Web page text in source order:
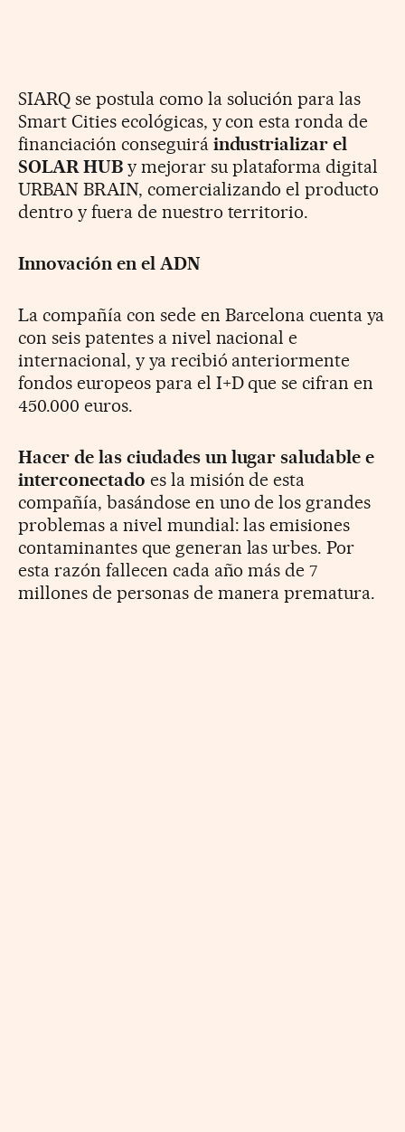
SIARQ se postula como la solución para las
Smart Cities ecológicas, y con esta ronda de
financiación conseguirá industrializar el
SOLAR HUBy mejorar su plataforma digital
URBAN BRAIN, comercializando el producto
dentro y fuera de nuestro territorio.
Innovación en el ADN
La compañía con sede en Barcelona cuenta ya
con seis patentes a nivel nacional e
internacional, y ya recibió anteriormente
fondos europeos para el I+D que se cifran en
450.000 euros.
Hacer de las ciudades un lugar saludable e
interconectado es la misión de esta
compañía, basándose en uno de los grandes
problemas a nivel mundial: las emisiones
contaminantes que generan las urbes. Por
esta razón fallecen cada año más de 7
millones de personas de manera prematura.